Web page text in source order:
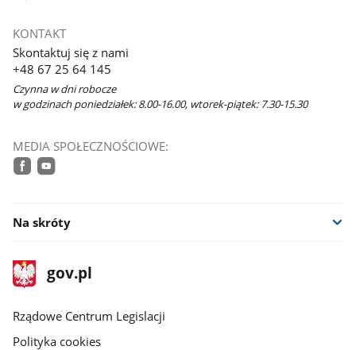
KONTAKT
Skontaktuj się z nami
+48 67 25 64 145
Czynna w dni robocze
w godzinach poniedziałek: 8.00-16.00, wtorek-piątek: 7.30-15.30
MEDIA SPOŁECZNOŚCIOWE:
Na skróty
stopka
gov.plStrona
gov.pl
Rządowe Centrum Legislacji
Polityka cookies